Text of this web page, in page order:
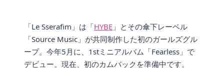
「Le Sserafim」は「HYBE 」とその傘下レーベル
「Source Music」が共同制作した初のガールズグル
ープ。今年5月に、1stミニアルバム「Fearless」で
デビュー。現在、初のカムバックを準備中です。